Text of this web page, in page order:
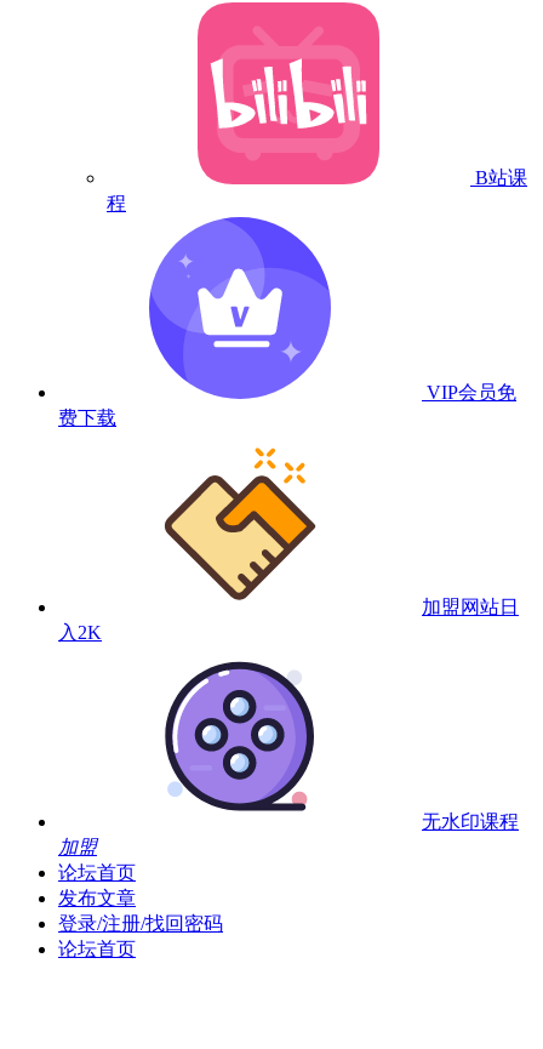
B站课
程
VIP会员免
费下载
加盟网站日
入2K
无水印课程
加盟
论坛首页
发布文章
登录/注册/找回密码
论坛首页